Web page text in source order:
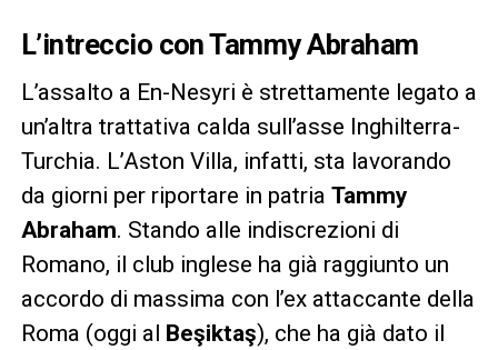
L’intreccio con Tammy Abraham
L’assalto a En-Nesyri è strettamente legato a
un’altra trattativa calda sull’asse Inghilterra-
Turchia. L’Aston Villa, infatti, sta lavorando
da giorni per riportare in patria Tammy
Abraham. Stando alle indiscrezioni di
Romano, il club inglese ha già raggiunto un
accordo di massima con l’ex attaccante della
Roma (oggi al Beşiktaş), che ha già dato il